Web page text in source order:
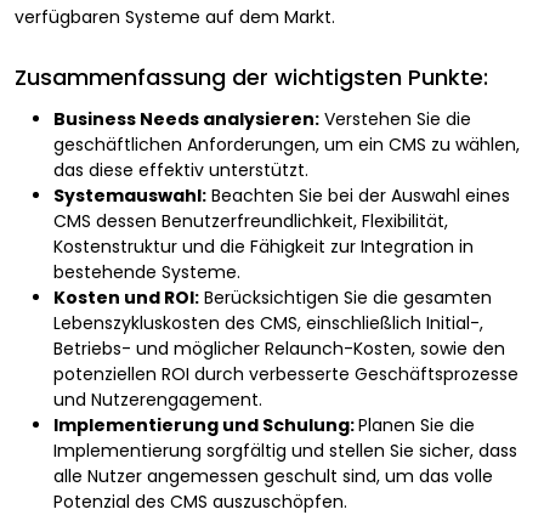
verfügbaren Systeme auf dem Markt.
Zusammenfassung der wichtigsten Punkte:
Business Needs analysieren: Verstehen Sie die
geschäftlichen Anforderungen, um ein CMS zu wählen,
das diese effektiv unterstützt.
Systemauswahl: Beachten Sie bei der Auswahl eines
CMS dessen Benutzerfreundlichkeit, Flexibilität,
Kostenstruktur und die Fähigkeit zur Integration in
bestehende Systeme.
Kosten und ROI: Berücksichtigen Sie die gesamten
Lebenszykluskosten des CMS, einschließlich Initial-,
Betriebs- und möglicher Relaunch-Kosten, sowie den
potenziellen ROI durch verbesserte Geschäftsprozesse
und Nutzerengagement.
Implementierung und Schulung:Planen Sie die
Implementierung sorgfältig und stellen Sie sicher, dass
alle Nutzer angemessen geschult sind, um das volle
Potenzial des CMS auszuschöpfen.